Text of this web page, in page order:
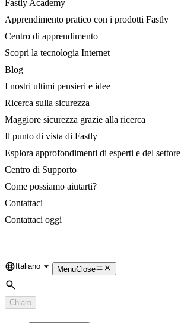
Fastly Academy
Apprendimento pratico con i prodotti Fastly
Centro di apprendimento
Scopri la tecnologia Internet
Blog
I nostri ultimi pensieri e idee
Ricerca sulla sicurezza
Maggiore sicurezza grazie alla ricerca
Il punto di vista di Fastly
Esplora approfondimenti di esperti e del settore
Centro di Supporto
Come possiamo aiutarti?
Contattaci
Contattaci oggi
Language
Italiano MenuClose
Cerca
Chiaro